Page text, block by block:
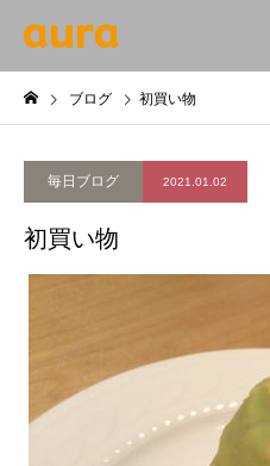
ブログ 初買い物
毎日ブログ 2021.01.02
初買い物